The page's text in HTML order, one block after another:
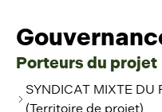
Porteurs du projet
SYNDICAT MIXTE DU
(Territoire de projet)